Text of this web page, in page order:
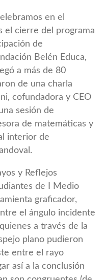
en el
el cierre del programa
de
Belén Educa,
a más de 80
de una charla
cofundadora y CEO
sesión de
de matemáticas y
interior de
y Reflejos
de I Medio
graficador,
el ángulo incidente
a través de la
plano pudieron
entre el rayo
así a la conclusión